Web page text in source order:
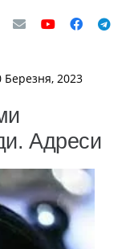
Березня, 2023
Адреси